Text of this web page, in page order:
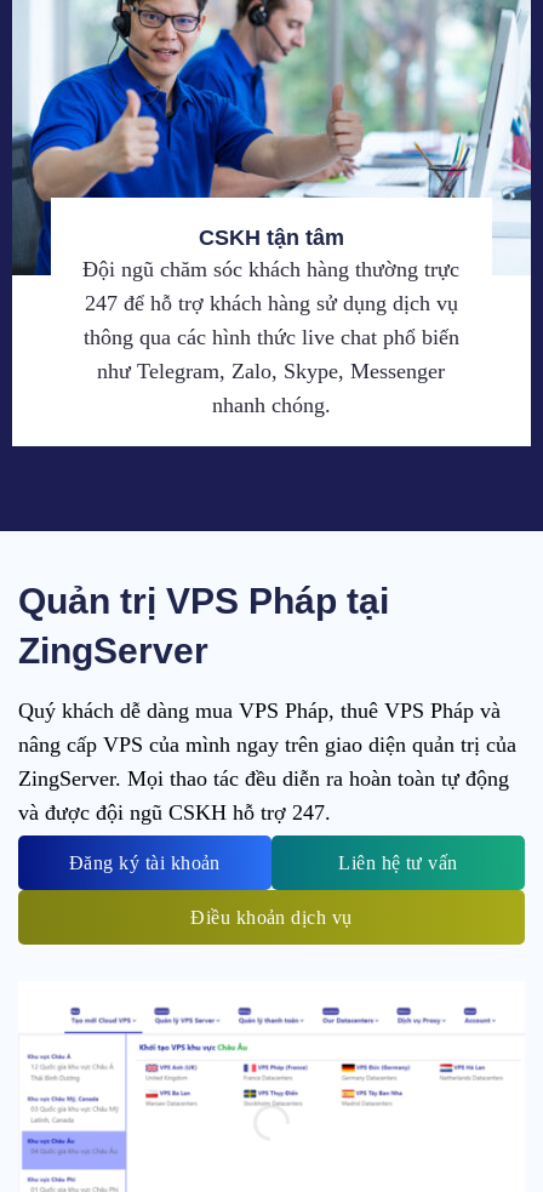
CSKH tận tâm
Đội ngũ chăm sóc khách hàng thường trực
247 để hỗ trợ khách hàng sử dụng dịch vụ
thông qua các hình thức live chat phổ biến
như Telegram, Zalo, Skype, Messenger
nhanh chóng.
Quản trị VPS Pháp tại
ZingServer
Quý khách dễ dàng mua VPS Pháp, thuê VPS Pháp và
nâng cấp VPS của mình ngay trên giao diện quản trị của
ZingServer. Mọi thao tác đều diễn ra hoàn toàn tự động
và được đội ngũ CSKH hỗ trợ 247.
Đăng ký tài khoản Liên hệ tư vấn
Điều khoản dịch vụ